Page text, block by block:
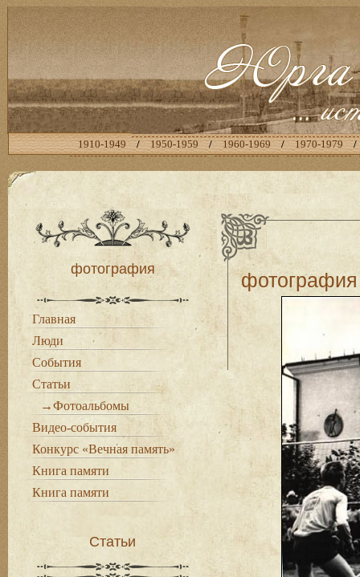
1910-1949 / 1950-1959 / 1960-1969 / 1970-1979 /
фотография
Главная
Люди
События
Статьи
→Фотоальбомы
Видео-события
Конкурс «Вечная память»
Книга памяти
Книга памяти
Статьи
фотография